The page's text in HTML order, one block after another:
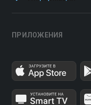
ПРИЛОЖЕНИЯ